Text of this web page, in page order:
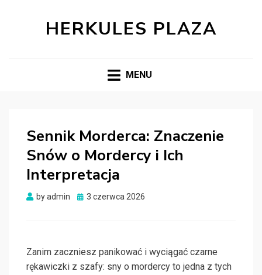
HERKULES PLAZA
MENU
Sennik Morderca: Znaczenie
Snów o Mordercy i Ich
Interpretacja
byadmin
Posted
3 czerwca 2026
Zanim zaczniesz panikować i wyciągać czarne
rękawiczki z szafy: sny o mordercy to jedna z tych